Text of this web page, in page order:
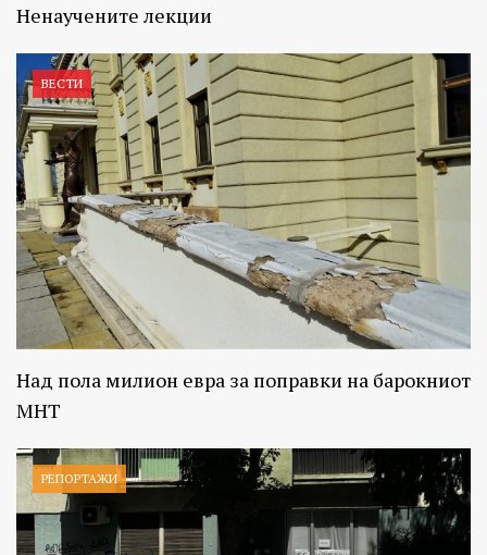
Ненаучените лекции
ВЕСТИ
Над пола милион евра за поправки на барокниот
МНТ
РЕПОРТАЖИ